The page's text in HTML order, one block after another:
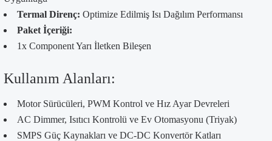
Termal Direnç: Optimize Edilmiş Isı Dağılım Performansı
Paket İçeriği:
1x Component Yarı İletken Bileşen
Kullanım Alanları:
Motor Sürücüleri, PWM Kontrol ve Hız Ayar Devreleri
AC Dimmer, Isıtıcı Kontrolü ve Ev Otomasyonu (Triyak)
SMPS Güç Kaynakları ve DC-DC Konvertör Katları